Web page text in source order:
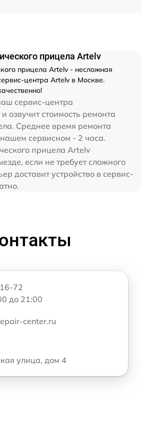
прицела Artelv
прицела Artelv - несложная
центра Artelv в Москве.
сервис-центра
озвучит стоимость ремонта
Среднее время ремонта
сервисном - 2 часа.
прицела Artelv
если не требует сложного
доставит устройство в сервис-
72
до 21:00
center.ru
улица, дом 4